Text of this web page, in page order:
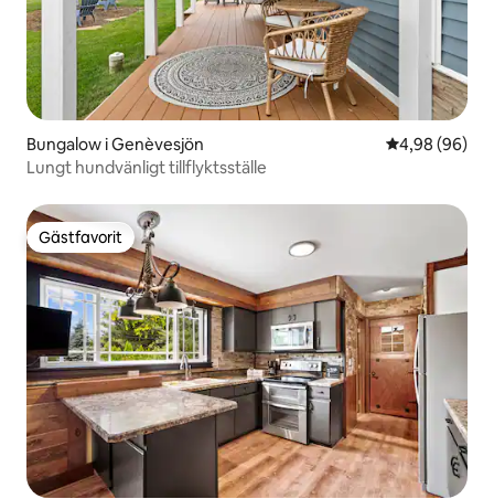
Bungalow i Genèvesjön 4,98 av 5 i
4,98 (96)
Lungt hundvänligt tillflyktsställe
Gästfavorit
Gästfavorit